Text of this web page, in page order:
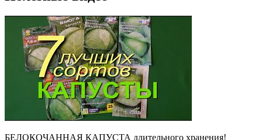
БЕЛОКОЧАННАЯ КАПУСТА длительного хранения!